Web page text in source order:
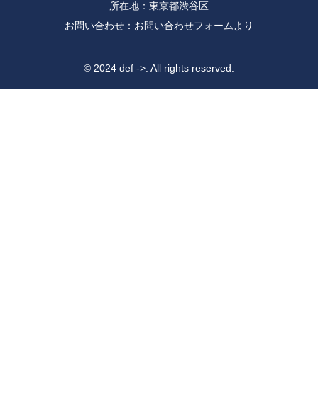
所在地：東京都渋谷区
お問い合わせ：お問い合わせフォームより
© 2024 def ->. All rights reserved.